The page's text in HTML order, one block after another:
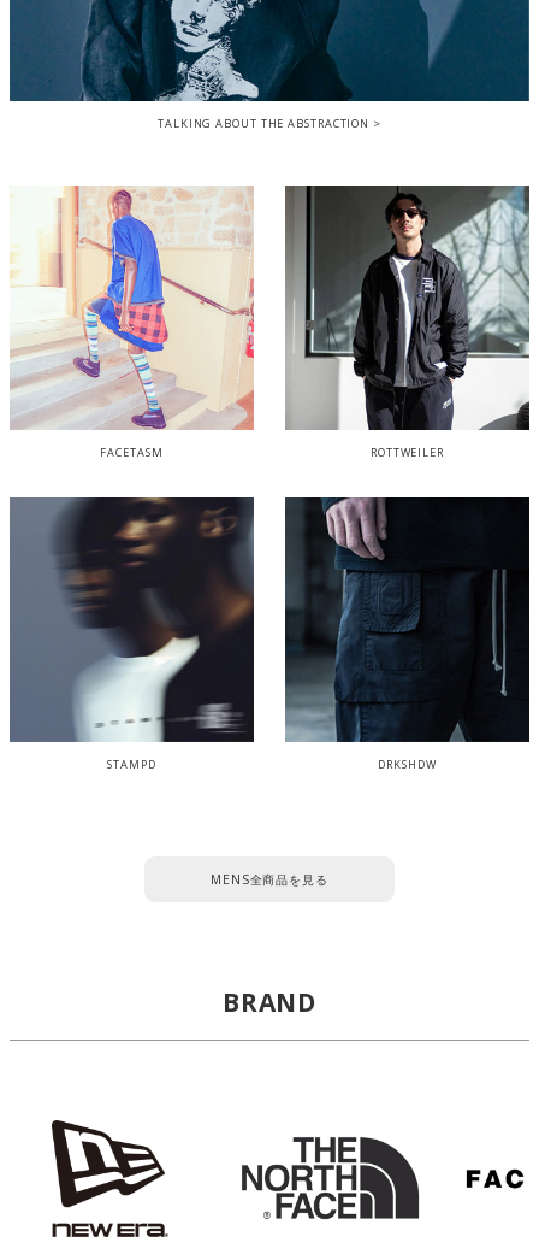
TALKING ABOUT THE ABSTRACTION
FACETASM ROTTWEILER
STAMPD DRKSHDW
MENS全商品を見る
BRAND